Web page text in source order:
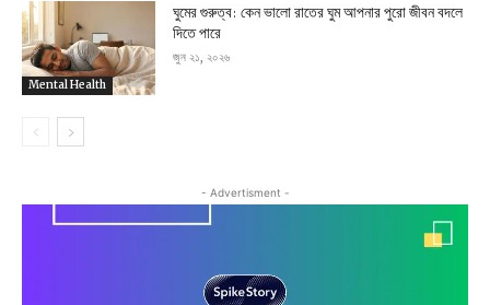
Mental Health
ঘুমের গুরুত্ব: কেন ভালো রাতের ঘুম আপনার পুরো জীবন বদলে
দিতে পারে
জুন ২১, ২০২৬
- Advertisment -